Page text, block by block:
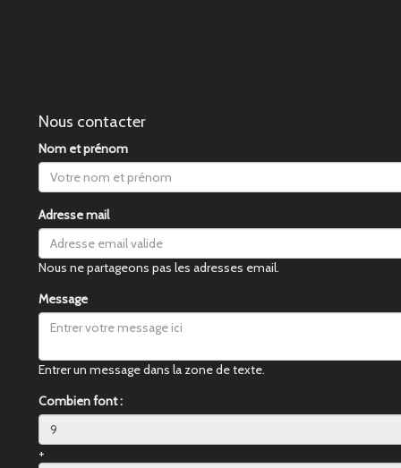
Nous contacter
Nom et prénom
Adresse mail
Nous ne partageons pas les adresses email.
Message
Entrer un message dans la zone de texte.
Combien font :
+